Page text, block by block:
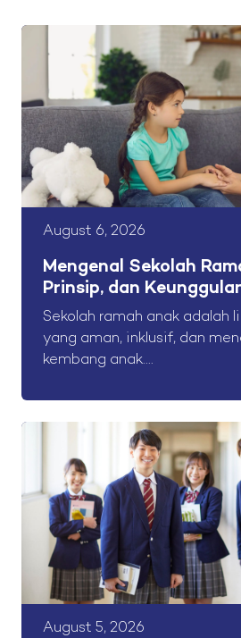
August 6, 2026
Mengenal Sekolah
Prinsip, dan
Sekolah ramah anak adalah
yang aman, inklusif, dan
kembang anak....
August 5, 2026